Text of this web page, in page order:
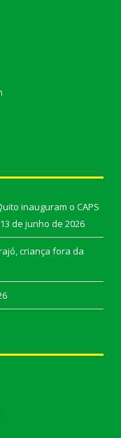
inauguram o CAPS
13 de junho de 2026
criança fora da